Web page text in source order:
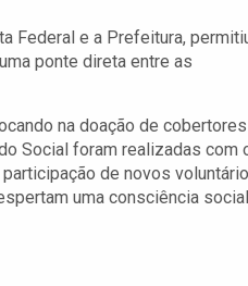
Federal e a Prefeitura,
ponte direta entre as
na doação de
Social foram realizadas com
de novos
uma consciência social